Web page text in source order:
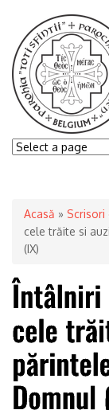
Acasă » Scrisori
cele trăite si
(IX)